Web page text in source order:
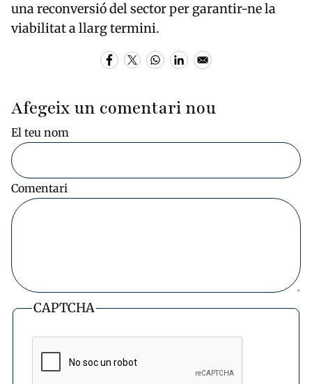
una reconversió del sector per garantir-ne la
viabilitat a llarg termini.
Afegeix un comentari nou
El teu nom
Comentari
CAPTCHA